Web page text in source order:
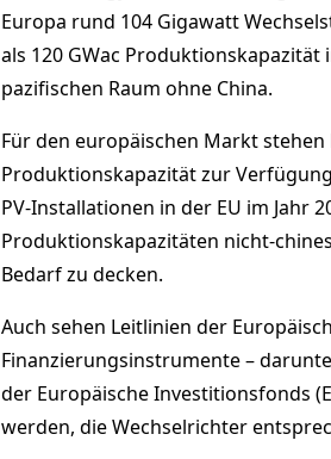
Europa rund 104 Gigawatt
als 120 GWac
pazifischen Raum ohne China.
Für den europäischen Markt stehen
Produktionskapazität zur
PV-Installationen in der EU im Jahr
Produktionskapazitäten nicht-
Bedarf zu decken.
Auch sehen Leitlinien der
Finanzierungsinstrumente –
der Europäische Investitionsfonds
werden, die Wechselrichter